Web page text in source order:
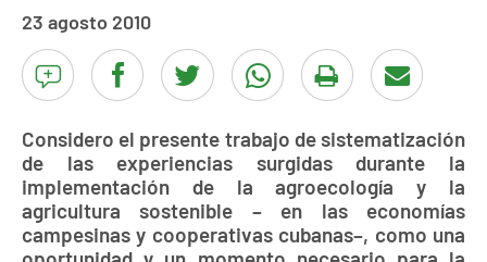
23 agosto 2010
Considero el presente trabajo de sistematización
de las experiencias surgidas durante la
implementación de la agroecología y la
agricultura sostenible – en las economías
campesinas y cooperativas cubanas–, como una